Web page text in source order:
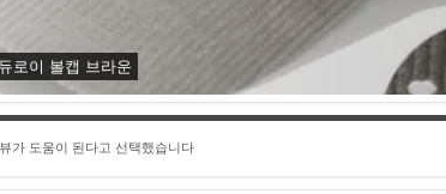
로이 볼캡 브라운
가 도움이 된다고 선택했습니다